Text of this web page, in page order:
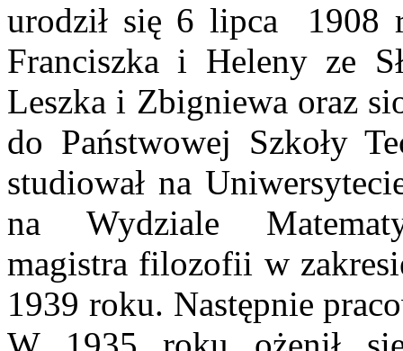
urodził się 6 lipca 1908
Franciszka i Heleny ze
Leszka i Zbigniewa oraz
do Państwowej Szkoły
studiował na
na Wydziale
magistra filozofii w
1939 roku. Następnie